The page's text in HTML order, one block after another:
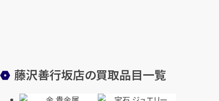
藤沢善行坂店の買取品目一覧